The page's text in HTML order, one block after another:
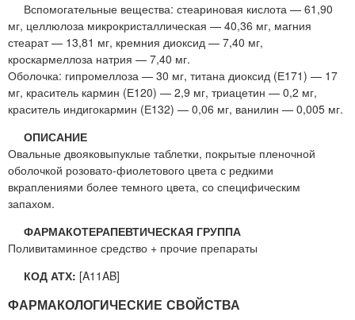
Вспомогательные вещества: стеариновая кислота — 61,90
мг, целлюлоза микрокристаллическая — 40,36 мг, магния
стеарат — 13,81 мг, кремния диоксид — 7,40 мг,
кроскармеллоза натрия — 7,40 мг.
Оболочка: гипромеллоза — 30 мг, титана диоксид (Е171) — 17
мг, краситель кармин (Е120) — 2,9 мг, триацетин — 0,2 мг,
краситель индигокармин (Е132) — 0,06 мг, ванилин — 0,005 мг.
ОПИСАНИЕ
Овальные двояковыпуклые таблетки, покрытые пленочной
оболочкой розовато-фиолетового цвета с редкими
вкраплениями более темного цвета, со специфическим
запахом.
ФАРМАКОТЕРАПЕВТИЧЕСКАЯ ГРУППА
Поливитаминное средство + прочие препараты
КОД АТХ: [A11AB]
ФАРМАКОЛОГИЧЕСКИЕ СВОЙСТВА